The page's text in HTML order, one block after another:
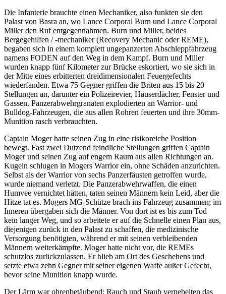
Die Infanterie brauchte einen Mechaniker, also funkten sie den
Palast von Basra an, wo Lance Corporal Burn und Lance Corporal
Miller den Ruf entgegennahmen. Burn und Miller, beides
Bergegehilfen / -mechaniker (Recovery Mechanic oder REME),
begaben sich in einem komplett ungepanzerten Abschleppfahrzeug
namens FODEN auf den Weg in dem Kampf. Burn und Miller
wurden knapp fünf Kilometer zur Brücke eskortiert, wo sie sich in
der Mitte eines erbitterten dreidimensionalen Feuergefechts
wiederfanden. Etwa 75 Gegner griffen die Briten aus 15 bis 20
Stellungen an, darunter ein Polizeirevier, Häuserdächer, Fenster und
Gassen. Panzerabwehrgranaten explodierten an Warrior- und
Bulldog-Fahrzeugen, die aus allen Rohren feuerten und ihre 30mm-
Munition rasch verbrauchten.
Captain Moger hatte seinen Zug in eine risikoreiche Position
bewegt. Fast zwei Dutzend feindliche Stellungen griffen Captain
Moger und seinen Zug auf engem Raum aus allen Richtungen an.
Kugeln schlugen in Mogers Warrior ein, ohne Schäden anzurichten.
Selbst als der Warrior von sechs Panzerfäusten getroffen wurde,
wurde niemand verletzt. Die Panzerabwehrwaffen, die einen
Humvee vernichtet hätten, taten seinen Männern kein Leid, aber die
Hitze tat es. Mogers MG-Schütze brach ins Fahrzeug zusammen; im
Inneren übergaben sich die Männer. Von dort ist es bis zum Tod
kein langer Weg, und so arbeitete er auf die Schnelle einen Plan aus,
diejenigen zurück in den Palast zu schaffen, die medizinische
Versorgung benötigten, während er mit seinen verbleibenden
Männern weiterkämpfte. Moger hatte nicht vor, die REMEs
schutzlos zurückzulassen. Er blieb am Ort des Geschehens und
setzte etwa zehn Gegner mit seiner eigenen Waffe außer Gefecht,
bevor seine Munition knapp wurde.
Der Lärm war ohrenbetäubend; Rauch und Staub vernebelten das